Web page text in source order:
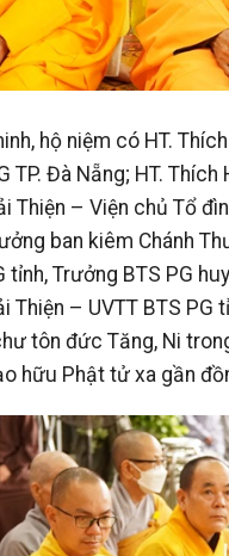
hộ niệm có HT.
TP. Đà Nẵng; HT.
Thiện – Viện chủ Tổ
ban kiêm Chánh
tỉnh, Trưởng BTS PG
Thiện – UVTT BTS PG
tôn đức Tăng, Ni
hữu Phật tử xa gần